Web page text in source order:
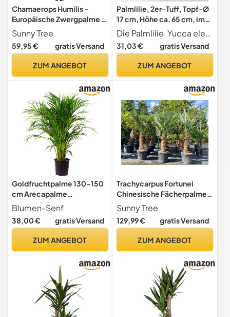
Chamaerops Humilis -
Europäische Zwergpalme -
Immergrüne winterharte
Palme - 80 cm hoch
inklusive Topf
Sunny Tree
59,95 € gratis Versand
ZUM ANGEBOT
Palmlilie, 2er-Tuff, Topf-Ø
17 cm, Höhe ca. 65 cm, im
Korb Osaka
Die Palmlilie, Yucca elephantipes, im Pflanztopf mit 17 cm inkl. Korb Osaka, ist eine pflegeleichte Grünpflanze für sonnige, helle Lagen in Zimmer und Wintergarten. Die Höhe umfasst die Pflanze inkl
31,03 € gratis Versand
ZUM ANGEBOT
Goldfruchtpalme 130-150
cm Arecapalme
Chrysalidocarpus
lutescens/echte Pflanze
Blumen-Senf
38,00 € gratis Versand
ZUM ANGEBOT
Trachycarpus Fortunei
Chinesische Fächerpalme,
140-160 cm, Stammhöhe
30-35 cm, Winterhart bis
-18°C, Topf Ø 33 cm
Sunny Tree
129,99 € gratis Versand
ZUM ANGEBOT